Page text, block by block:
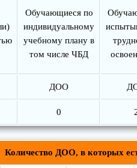
Обучающиеся по
индивидуальному
учебному плану в
том числе ЧБД
ДОО
0
Количество ДОО, в которых